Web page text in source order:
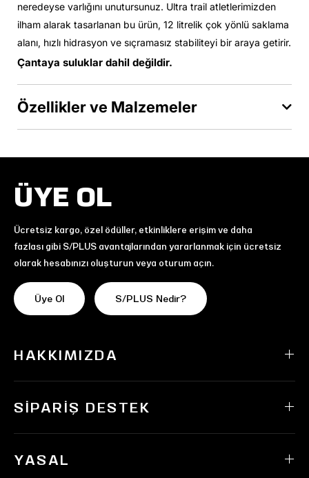
neredeyse varlığını unutursunuz. Ultra trail atletlerimizden
ilham alarak tasarlanan bu ürün, 12 litrelik çok yönlü saklama
alanı, hızlı hidrasyon ve sıçramasız stabiliteyi bir araya getirir.
Çantaya suluklar dahil değildir.
Özellikler ve Malzemeler
ÜYE OL
Ücretsiz kargo, özel ödüller, etkinliklere erişim ve daha
fazlası gibi S/PLUS avantajlarından yararlanmak için ücretsiz
olarak hesabınızı oluşturun veya oturum açın.
Üye Ol S/PLUS Nedir?
HAKKIMIZDA
SIPARIŞ DESTEK
YASAL